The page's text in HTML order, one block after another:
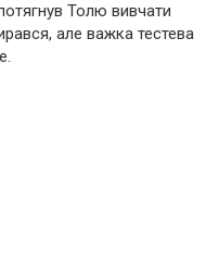
Толю вивчати
але важка тестева